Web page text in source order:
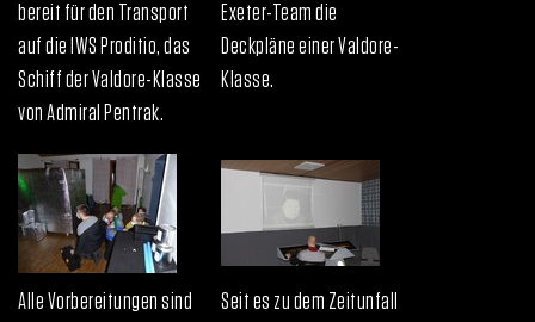
bereit für den Transport
auf die IWS Proditio, das
Schiff der Valdore-Klasse
von Admiral Pentrak.
Exeter-Team die
Deckpläne einer Valdore-
Klasse.
Alle Vorbereitungen sind
Seit es zu dem Zeitunfall